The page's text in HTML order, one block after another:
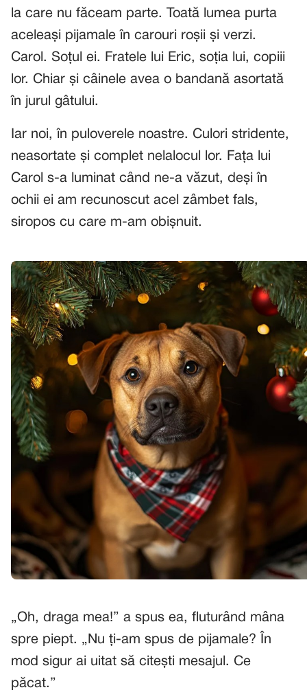
la care nu făceam parte. Toată lumea purta
aceleași pijamale în carouri roșii și verzi.
Carol. Soțul ei. Fratele lui Eric, soția lui, copiii
lor. Chiar și câinele avea o bandană asortată
în jurul gâtului.
Iar noi, în puloverele noastre. Culori stridente,
neasortate și complet nelalocul lor. Fața lui
Carol s-a luminat când ne-a văzut, deși în
ochii ei am recunoscut acel zâmbet fals,
siropos cu care m-am obișnuit.
„Oh, draga mea!” a spus ea, fluturând mâna
spre piept. „Nu ți-am spus de pijamale? În
mod sigur ai uitat să citești mesajul. Ce
păcat.”